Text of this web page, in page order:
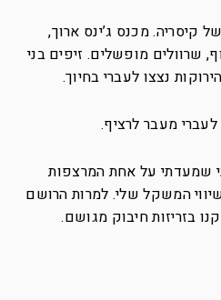
קיסריה. מכנס ג’ינס ארוך,
שרוולים מופשלים. זיפים בני
נצצו לעברי בחיוך.
מעבר לרציף.
שמעדתי על אחת המרצפות
המשקל שלי. למרות הרושם
בזריזות חיבוק מגושם.